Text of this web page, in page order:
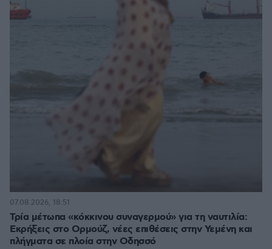
Τρία μέτωπα «κόκκινου συναγερμού» για τη ναυτιλία:
Εκρήξεις στο Ορμούζ, νέες επιθέσεις στην Υεμένη και
πλήγματα σε πλοία στην Οδησσό
07.08.2026, 18:51